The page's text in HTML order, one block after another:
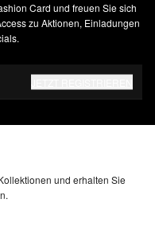
Card und freuen Sie sich
zu Aktionen, Einladungen
und erhalten Sie